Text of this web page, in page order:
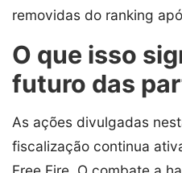
removidas do ranking
O que isso
futuro das
As ações divulgadas
fiscalização continua